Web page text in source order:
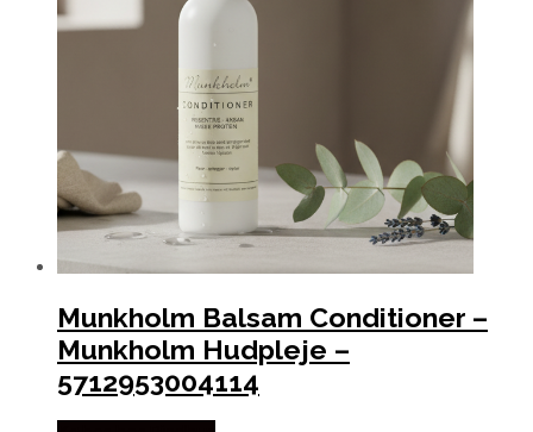
Munkholm Balsam Conditioner –
Munkholm Hudpleje –
5712953004114